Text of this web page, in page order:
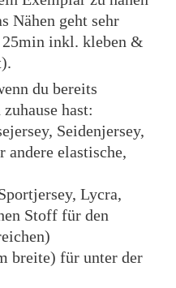
Nähen geht sehr
25min inkl. kleben &
du bereits
hast:
Seidenjersey,
andere elastische,
Lycra,
Stoff für den
breite) für unter der